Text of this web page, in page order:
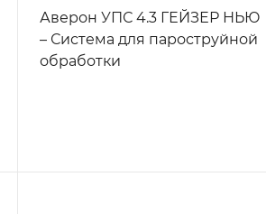
Аверон УПС 4.3 ГЕЙЗЕР НЬЮ
– Система для пароструйной
обработки